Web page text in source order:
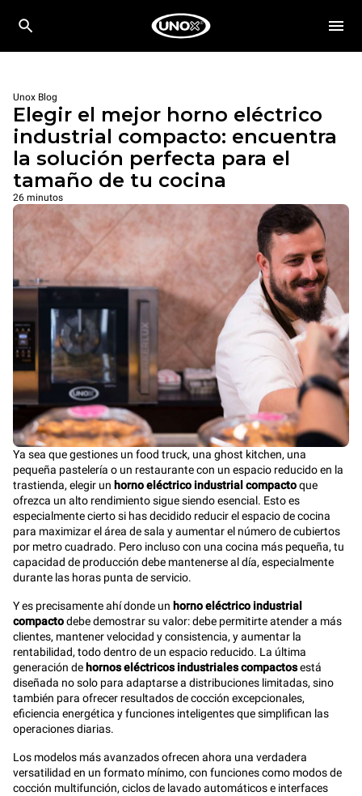
Unox Blog
Elegir el mejor horno eléctrico
industrial compacto: encuentra
la solución perfecta para el
tamaño de tu cocina
26 minutos
Ya sea que gestiones un food truck, una ghost kitchen, una
pequeña pastelería o un restaurante con un espacio reducido en la
trastienda, elegir un horno eléctrico industrial compactoque
ofrezca un alto rendimiento sigue siendo esencial. Esto es
especialmente cierto si has decidido reducir el espacio de cocina
para maximizar el área de sala y aumentar el número de cubiertos
por metro cuadrado. Pero incluso con una cocina más pequeña, tu
capacidad de producción debe mantenerse al día, especialmente
durante las horas punta de servicio.
Y es precisamente ahí donde un horno eléctrico industrial
compactodebe demostrar su valor: debe permitirte atender a más
clientes, mantener velocidad y consistencia, y aumentar la
rentabilidad, todo dentro de un espacio reducido. La última
generación de hornos eléctricos industriales compactosestá
diseñada no solo para adaptarse a distribuciones limitadas, sino
también para ofrecer resultados de cocción excepcionales,
eficiencia energética y funciones inteligentes que simplifican las
operaciones diarias.
Los modelos más avanzados ofrecen ahora una verdadera
versatilidad en un formato mínimo, con funciones como modos de
cocción multifunción, ciclos de lavado automáticos e interfaces